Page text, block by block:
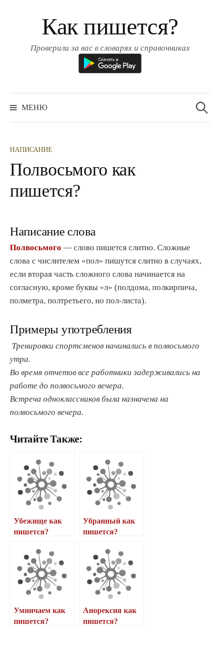
содержимомуКак пишется?
Проверили за вас в словарях и справочниках
МЕНЮ Найти:
НАПИСАНИЕ
Полвосьмого как
пишется?
Написание слова
Полвосьмого — слово пишется слитно. Сложные
слова с числителем «пол» пишутся слитно в случаях,
если вторая часть сложного слова начинается на
согласную, кроме буквы «л» (полдома, полкирпича,
полметра, полтретьего, но пол-листа).
Примеры употребления
Тренировки спортсменов начинались в полвосьмого
утра.
Во время отчетов все работники задерживались на
работе до полвосьмого вечера.
Встреча одноклассников была назначена на
полвосьмого вечера.
Читайте Также:
Убежище как
пишется?
Убранный как
пишется?
Умничаем как
пишется?
Анорексия как
пишется?